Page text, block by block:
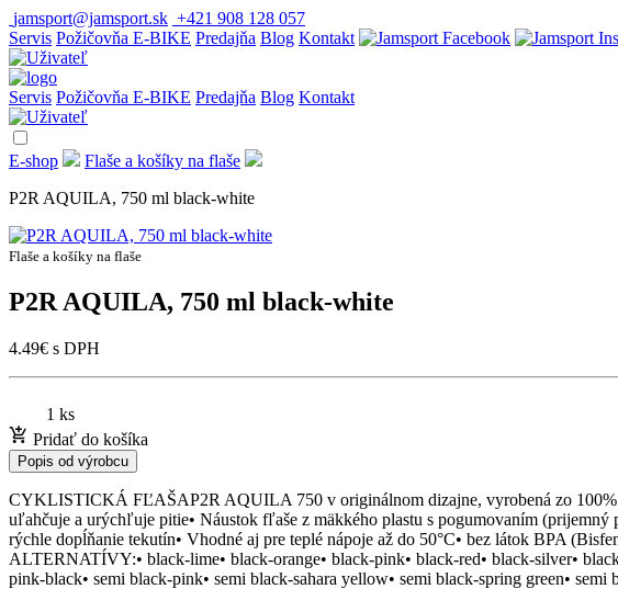
jamsport@jamsport.sk +421 908 128 057
Servis Požičovňa E-BIKE Predajňa Blog Kontakt
Servis Požičovňa E-BIKE Predajňa Blog Kontakt
E-shop
Flaše a košíky na flaše
P2R AQUILA, 750 ml black-white
Flaše a košíky na flaše
P2R AQUILA, 750 ml black-white
4.49€ s DPH
1 ks
Pridať do košíka
Popis od výrobcu
CYKLISTICKÁ FĽAŠAP2R AQUILA 750 v originálnom dizajne, vyrobená zo
uľahčuje a urýchľuje pitie• Náustok fľaše z mäkkého plastu s pogumovaním (prijemný
rýchle dopĺňanie tekutín• Vhodné aj pre teplé nápoje až do 50°C• bez látok BPA
ALTERNATÍVY:• black-lime• black-orange• black-pink• black-red• black-silver•
pink-black• semi black-pink• semi black-sahara yellow• semi black-spring green• semi